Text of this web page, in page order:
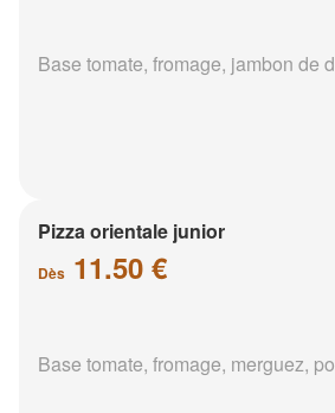
Base tomate, fromage, jambon de
Pizza orientale junior
Dès 11.50 €
Base tomate, fromage, merguez,